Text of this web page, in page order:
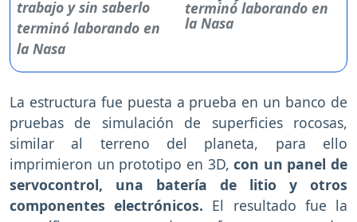
terminó laborando en
la Nasa
La estructura fue puesta a prueba en un banco de
pruebas de simulación de superficies rocosas,
similar al terreno del planeta, para ello
imprimieron un prototipo en 3D,con un panel de
servocontrol, una batería de litio y otros
componentes electrónicos. El resultado fue la